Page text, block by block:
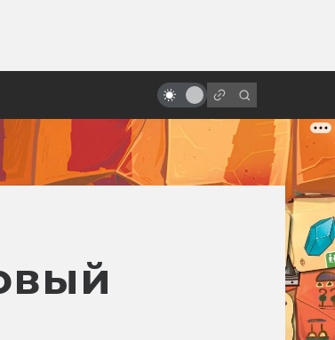
назад динозавры воскресли